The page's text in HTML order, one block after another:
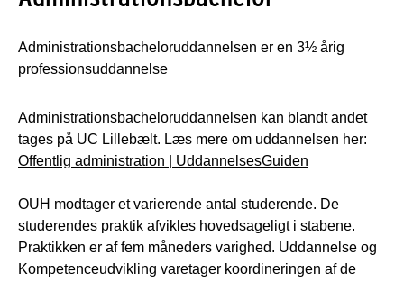
Administrationsbacheloruddannelsen er en 3½ årig
professionsuddannelse
Administrationsbacheloruddannelsen kan blandt andet
tages på UC Lillebælt. Læs mere om uddannelsen her:
Offentlig administration | UddannelsesGuiden
OUH modtager et varierende antal studerende. De
studerendes praktik afvikles hovedsageligt i stabene.
Praktikken er af fem måneders varighed. Uddannelse og
Kompetenceudvikling varetager koordineringen af de